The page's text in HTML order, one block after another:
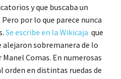
y que buscaba un
por lo que parece nunca
Se escribe en la Wikicaja que
sobremanera de lo
Comas. En numerosas
orden en distintas ruedas de